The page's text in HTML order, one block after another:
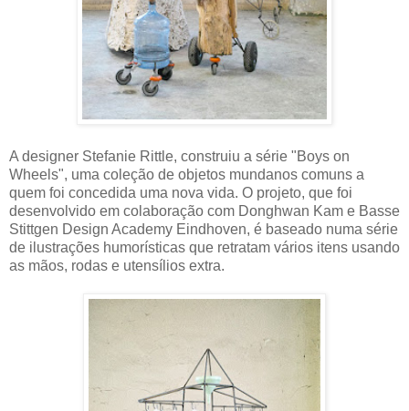
A designer Stefanie Rittle, construiu a série "Boys on
Wheels", uma coleção de objetos mundanos comuns a
quem foi concedida uma nova vida. O projeto, que foi
desenvolvido em colaboração com Donghwan Kam e Basse
Stittgen Design Academy Eindhoven, é baseado numa série
de ilustrações humorísticas que retratam vários itens usando
as mãos, rodas e utensílios extra.